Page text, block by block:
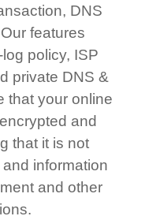
DNS
features
policy, ISP
private DNS &
that your online
and
that it is not
information
and other